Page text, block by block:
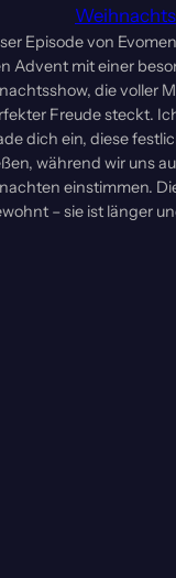
Episode von
Advent mit einer
die voller
Freude steckt.
dich ein, diese
während wir uns
einstimmen.
– sie ist länger